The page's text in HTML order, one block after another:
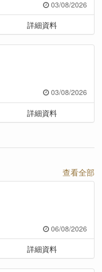
03/08/2026
詳細資料
03/08/2026
詳細資料
查看全部
06/08/2026
詳細資料